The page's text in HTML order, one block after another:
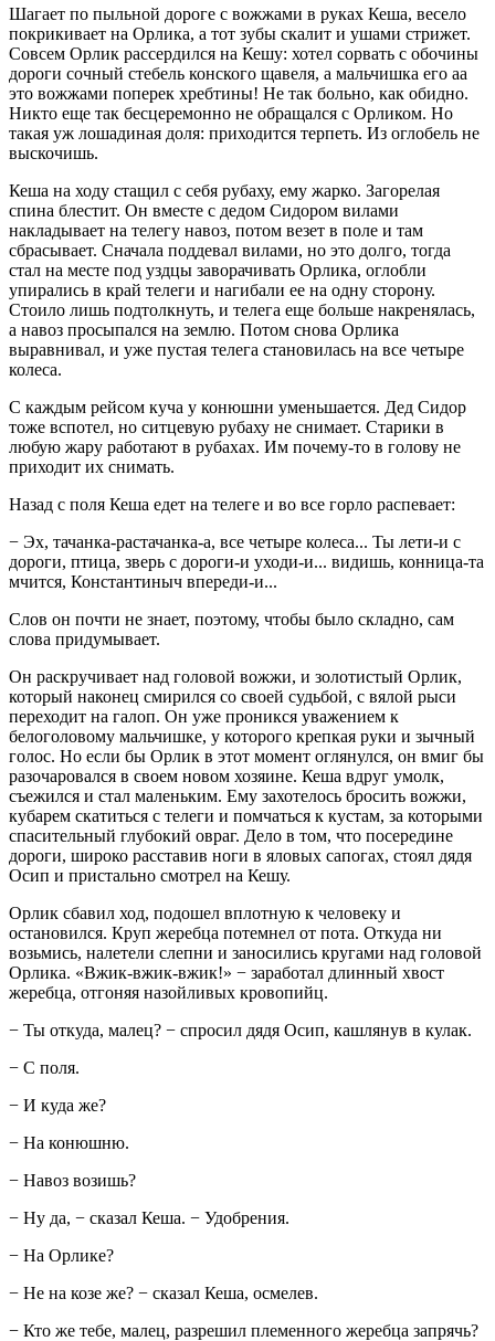
Шагает по пыльной дороге с вожжами в руках Кеша, весело
покрикивает на Орлика, а тот зубы скалит и ушами стрижет.
Совсем Орлик рассердился на Кешу: хотел сорвать с обочины
дороги сочный стебель конского щавеля, а мальчишка его аа
это вожжами поперек хребтины! Не так больно, как обидно.
Никто еще так бесцеремонно не обращался с Орликом. Но
такая уж лошадиная доля: приходится терпеть. Из оглобель не
выскочишь.
Кеша на ходу стащил с себя рубаху, ему жарко. Загорелая
спина блестит. Он вместе с дедом Сидором вилами
накладывает на телегу навоз, потом везет в поле и там
сбрасывает. Сначала поддевал вилами, но это долго, тогда
стал на месте под уздцы заворачивать Орлика, оглобли
упирались в край телеги и нагибали ее на одну сторону.
Стоило лишь подтолкнуть, и телега еще больше накренялась,
а навоз просыпался на землю. Потом снова Орлика
выравнивал, и уже пустая телега становилась на все четыре
колеса.
С каждым рейсом куча у конюшни уменьшается. Дед Сидор
тоже вспотел, но ситцевую рубаху не снимает. Старики в
любую жару работают в рубахах. Им почему-то в голову не
приходит их снимать.
Назад с поля Кеша едет на телеге и во все горло распевает:
− Эх, тачанка-растачанка-а, все четыре колеса... Ты лети-и с
дороги, птица, зверь с дороги-и уходи-и... видишь, конница-та
мчится, Константиныч впереди-и...
Слов он почти не знает, поэтому, чтобы было складно, сам
слова придумывает.
Он раскручивает над головой вожжи, и золотистый Орлик,
который наконец смирился со своей судьбой, с вялой рыси
переходит на галоп. Он уже проникся уважением к
белоголовому мальчишке, у которого крепкая руки и зычный
голос. Но если бы Орлик в этот момент оглянулся, он вмиг бы
разочаровался в своем новом хозяине. Кеша вдруг умолк,
съежился и стал маленьким. Ему захотелось бросить вожжи,
кубарем скатиться с телеги и помчаться к кустам, за которыми
спасительный глубокий овраг. Дело в том, что посередине
дороги, широко расставив ноги в яловых сапогах, стоял дядя
Осип и пристально смотрел на Кешу.
Орлик сбавил ход, подошел вплотную к человеку и
остановился. Круп жеребца потемнел от пота. Откуда ни
возьмись, налетели слепни и заносились кругами над головой
Орлика. «Вжик-вжик-вжик!» − заработал длинный хвост
жеребца, отгоняя назойливых кровопийц.
− Ты откуда, малец? − спросил дядя Осип, кашлянув в кулак.
− С поля.
− И куда же?
− На конюшню.
− Навоз возишь?
− Ну да, − сказал Кеша. − Удобрения.
− На Орлике?
− Не на козе же? − сказал Кеша, осмелев.
− Кто же тебе, малец, разрешил племенного жеребца запрячь?